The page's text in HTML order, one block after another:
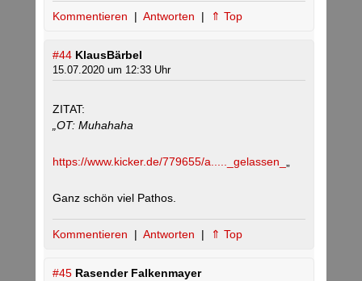
Kommentieren | Antworten | ⇑ Top
#44 KlausBärbel
15.07.2020 um 12:33 Uhr
ZITAT:
„OT: Muhahaha
https://www.kicker.de/779655/a....._gelassen_
Ganz schön viel Pathos.
Kommentieren | Antworten | ⇑ Top
#45 Rasender Falkenmayer